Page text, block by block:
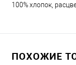
100% хлопок,
ПОХОЖИЕ